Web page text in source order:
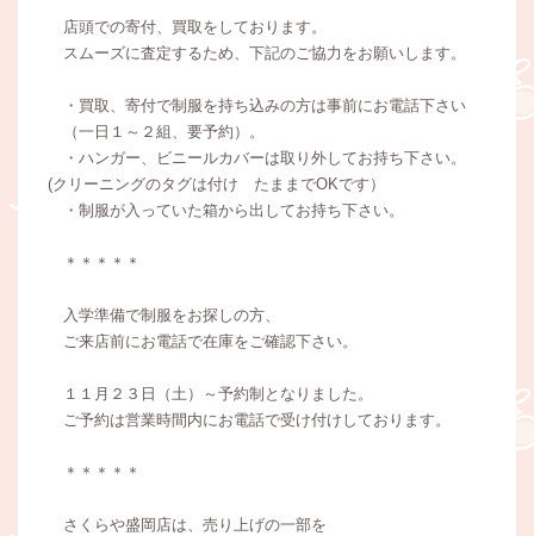
店頭での寄付、買取をしております。
スムーズに査定するため、下記のご協力をお願いします。
・買取、寄付で制服を持ち込みの方は事前にお電話下さい
（一日１～２組、要予約）。
・ハンガー、ビニールカバーは取り外してお持ち下さい。
(クリーニングのタグは付け たままでOKです）
・制服が入っていた箱から出してお持ち下さい。
＊＊＊＊＊
入学準備で制服をお探しの方、
ご来店前にお電話で在庫をご確認下さい。
１１月２３日（土）～予約制となりました。
ご予約は営業時間内にお電話で受け付けしております。
＊＊＊＊＊
さくらや盛岡店は、売り上げの一部を